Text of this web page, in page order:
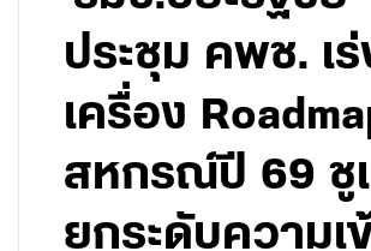
ประชุม คพช. เร่
เครื่อง
สหกรณ์ปี 69 ชู
ยกระดับความเ